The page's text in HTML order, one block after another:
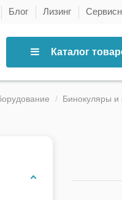
Блог Лизинг
Каталог
Бинокуляры и